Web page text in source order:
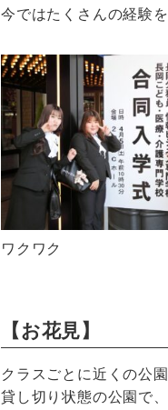
今ではたくさんの経験
ワクワク
【お花見】
クラスごとに近くの公
貸し切り状態の公園で